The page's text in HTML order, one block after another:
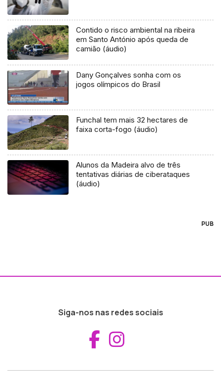
Contido o risco ambiental na ribeira
em Santo António após queda de
camião (áudio)
Dany Gonçalves sonha com os
jogos olímpicos do Brasil
Funchal tem mais 32 hectares de
faixa corta-fogo (áudio)
Alunos da Madeira alvo de três
tentativas diárias de ciberataques
(áudio)
PUB
Siga-nos nas redes sociais
Aceder ao